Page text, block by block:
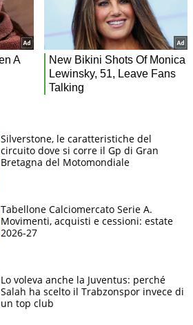
Silverstone, le caratteristiche del
circuito dove si corre il Gp di Gran
Bretagna del Motomondiale
Tabellone Calciomercato Serie A.
Movimenti, acquisti e cessioni: estate
2026-27
Lo voleva anche la Juventus: perché
Salah ha scelto il Trabzonspor invece di
un top club